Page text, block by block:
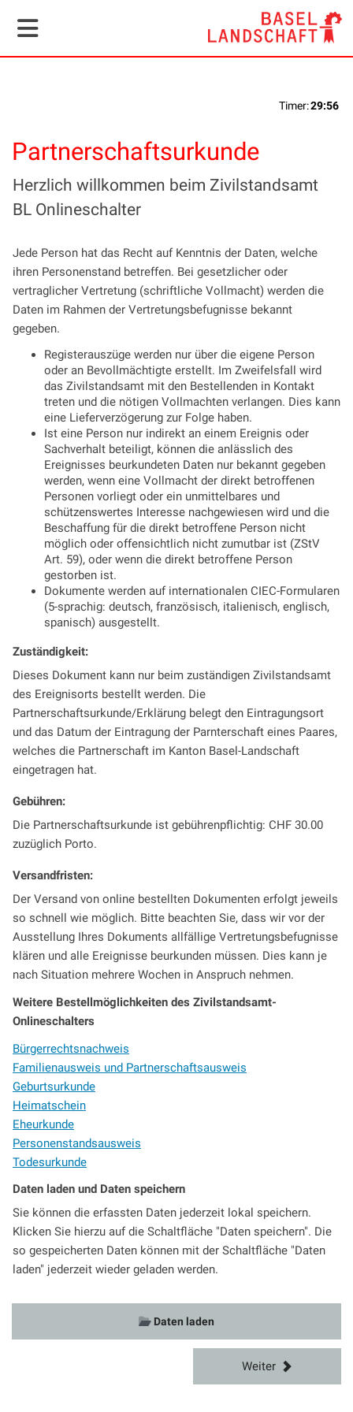
Navigation ein- und ausblenden
Partnerschaftsurkunde
Herzlich willkommen beim Zivilstandsamt
BL Onlineschalter
Jede Person hat das Recht auf Kenntnis der Daten, welche
ihren Personenstand betreffen. Bei gesetzlicher oder
vertraglicher Vertretung (schriftliche Vollmacht) werden die
Daten im Rahmen der Vertretungsbefugnisse bekannt
gegeben.
Registerauszüge werden nur über die eigene Person
oder an Bevollmächtigte erstellt. Im Zweifelsfall wird
das Zivilstandsamt mit den Bestellenden in Kontakt
treten und die nötigen Vollmachten verlangen. Dies kann
eine Lieferverzögerung zur Folge haben.
Ist eine Person nur indirekt an einem Ereignis oder
Sachverhalt beteiligt, können die anlässlich des
Ereignisses beurkundeten Daten nur bekannt gegeben
werden, wenn eine Vollmacht der direkt betroffenen
Personen vorliegt oder ein unmittelbares und
schützenswertes Interesse nachgewiesen wird und die
Beschaffung für die direkt betroffene Person nicht
möglich oder offensichtlich nicht zumutbar ist (ZStV
Art. 59), oder wenn die direkt betroffene Person
gestorben ist.
Dokumente werden auf internationalen CIEC-Formularen
(5-sprachig: deutsch, französisch, italienisch, englisch,
spanisch) ausgestellt.
Zuständigkeit:
Dieses Dokument kann nur beim zuständigen Zivilstandsamt
des Ereignisorts bestellt werden. Die
Partnerschaftsurkunde/Erklärung belegt den Eintragungsort
und das Datum der Eintragung der Parnterschaft eines Paares,
welches die Partnerschaft im Kanton Basel-Landschaft
eingetragen hat.
Gebühren:
Die Partnerschaftsurkunde ist gebührenpflichtig: CHF 30.00
zuzüglich Porto.
Versandfristen:
Der Versand von online bestellten Dokumenten erfolgt jeweils
so schnell wie möglich. Bitte beachten Sie, dass wir vor der
Ausstellung Ihres Dokuments allfällige Vertretungsbefugnisse
klären und alle Ereignisse beurkunden müssen. Dies kann je
nach Situation mehrere Wochen in Anspruch nehmen.
Weitere Bestellmöglichkeiten des Zivilstandsamt-
Onlineschalters
Bürgerrechtsnachweis
Familienausweis und Partnerschaftsausweis
Geburtsurkunde
Heimatschein
Eheurkunde
Personenstandsausweis
Todesurkunde
Daten laden und Daten speichern
Sie können die erfassten Daten jederzeit lokal speichern.
Klicken Sie hierzu auf die Schaltfläche "Daten speichern". Die
so gespeicherten Daten können mit der Schaltfläche "Daten
laden" jederzeit wieder geladen werden.
Daten laden
Weiter